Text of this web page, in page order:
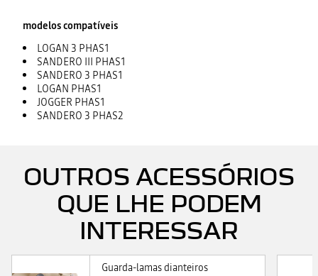
modelos compatíveis
LOGAN 3 PHAS1
SANDERO III PHAS1
SANDERO 3 PHAS1
LOGAN PHAS1
JOGGER PHAS1
SANDERO 3 PHAS2
OUTROS ACESSÓRIOS
QUE LHE PODEM
INTERESSAR
Guarda-lamas dianteiros